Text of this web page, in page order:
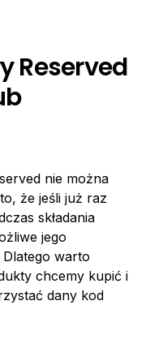
Reserved
nie można
że jeśli już raz
składania
jego
warto
chcemy kupić i
dany kod